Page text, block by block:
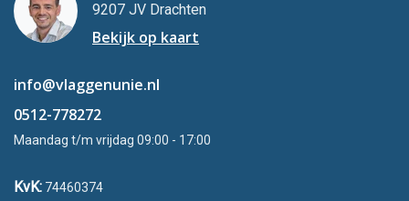
9207 JV Drachten
Bekijk op kaart
info@vlaggenunie.nl
0512-778272
Maandag t/m vrijdag 09:00 - 17:00
KvK: 74460374